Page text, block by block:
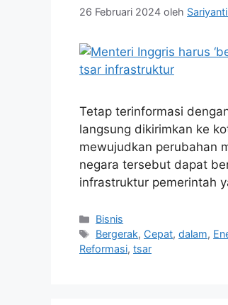
26 Februari 2024 oleh
Tetap terinformasi
langsung dikirimkan ke
mewujudkan perubahan
negara tersebut dapat
infrastruktur pemerintah
Kategori
Bisnis
Tag
Bergerak, Cepat,dalam,
Reformasi, tsar